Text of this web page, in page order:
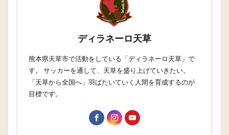
ディラネーロ天草
熊本県天草市で活動をしている「ディラネーロ天草」で
す。 サッカーを通して、天草を盛り上げていきたい。
「天草から全国へ」羽ばたいていく人間を育成するのが
目標です。